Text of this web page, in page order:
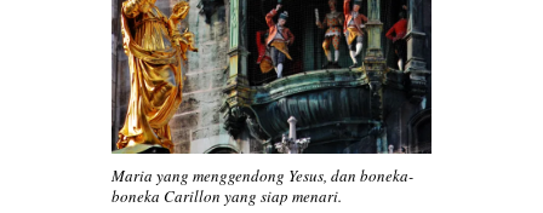
Maria yang menggendong Yesus, dan boneka-
boneka Carillon yang siap menari.